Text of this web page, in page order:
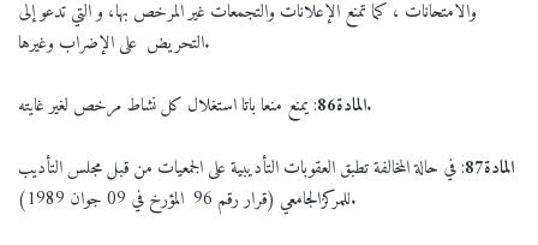
والامتحانات ، كما تمنع الإعلانات والتجمعات غير المرخص بها، و التي تدعو إلى
التحريض على الإضراب وغيرها.
المادة86
: يمنع منعا باتا استغلال كل نشاط مرخص لغير غايته.
المادة87: في حالة المخالفة تطبق العقوبات التأديبية على الجمعيات من قبل مجلس التأديب
للمركزالجامعي (قرار رقم 96 المؤرخ في 09 جوان 1989).